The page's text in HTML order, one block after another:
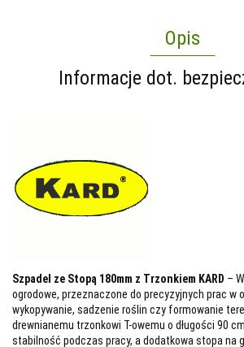
Opis
Informacje dot.
Szpadel ze Stopą 180mm z Trzonkiem KARD –
ogrodowe, przeznaczone do precyzyjnych prac w
wykopywanie, sadzenie roślin czy formowanie
drewnianemu trzonkowi T-owemu o długości 90
stabilność podczas pracy, a dodatkowa stopa na